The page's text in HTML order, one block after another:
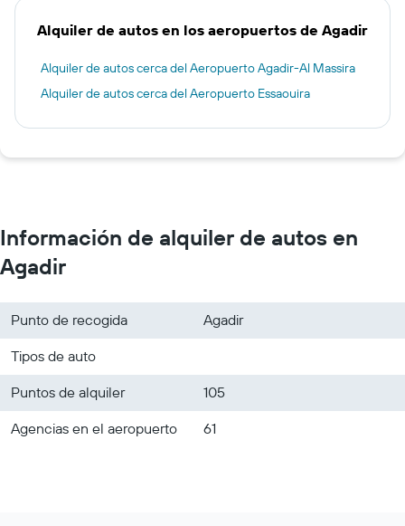
Alquiler de autos en los aeropuertos de Agadir
Alquiler de autos cerca del Aeropuerto Agadir-Al Massira
Alquiler de autos cerca del Aeropuerto Essaouira
Información de alquiler de autos en
Agadir
Punto de recogida
Agadir
Tipos de auto
Puntos de alquiler
105
Agencias en el aeropuerto
61